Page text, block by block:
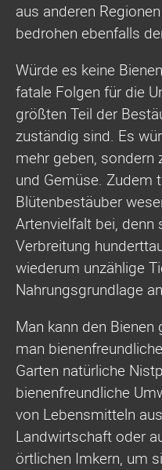
aus anderen
bedrohen ebenfalls
Würde es keine
fatale Folgen für die
größten Teil der
zuständig sind. Es
mehr geben, sondern
und Gemüse. Zudem
Blütenbestäuber
Artenvielfalt bei, denn
Verbreitung
wiederum unzählige
Nahrungsgrundlage
Man kann den
man
Garten natürliche
bienenfreundliche
von Lebensmitteln
Landwirtschaft oder
örtlichen Imkern, um